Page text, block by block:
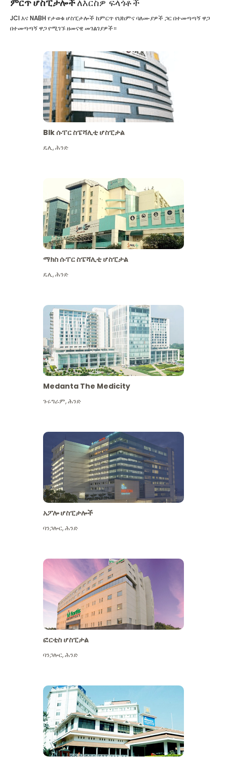
ምርጥ ሆስፒታሎችለእርስዎ ፍላጎቶች
JCI እና NABH የታወቁ ሆስፒታሎች ከምርጥ የህክምና ባለሙያዎች ጋር በተመጣጣኝ ዋጋ
በተመጣጣኝ ዋጋ የሚገኙ ዘመናዊ መገልገያዎች።
Blk ሱፐር ስፔሻሊቲ ሆስፒታል
ዴሊ,ሕንድ
ማክስ ሱፐር ስፔሻሊቲ ሆስፒታል
ዴሊ,ሕንድ
Medanta The Medicity
ጉሩግራም,ሕንድ
አፖሎ ሆስፒታሎች
ባንጋሎር,ሕንድ
ፎርቲስ ሆስፒታል
ባንጋሎር,ሕንድ